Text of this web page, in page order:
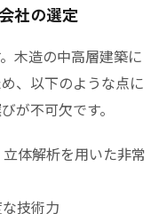
社の選定
木造の中高層建築に
、以下のような点に
が不可欠です。
体解析を用いた非常
技術力